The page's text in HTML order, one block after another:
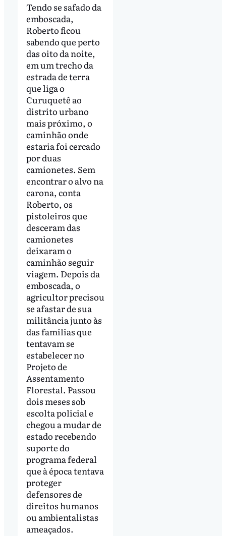
Tendo se safado da
emboscada,
Roberto ficou
sabendo que perto
das oito da noite,
em um trecho da
estrada de terra
que liga o
Curuquetê ao
distrito urbano
mais próximo, o
caminhão onde
estaria foi cercado
por duas
camionetes. Sem
encontrar o alvo na
carona, conta
Roberto, os
pistoleiros que
desceram das
camionetes
deixaram o
caminhão seguir
viagem. Depois da
emboscada, o
agricultor precisou
se afastar de sua
militância junto às
das famílias que
tentavam se
estabelecer no
Projeto de
Assentamento
Florestal. Passou
dois meses sob
escolta policial e
chegou a mudar de
estado recebendo
suporte do
programa federal
que à época tentava
proteger
defensores de
direitos humanos
ou ambientalistas
ameaçados.